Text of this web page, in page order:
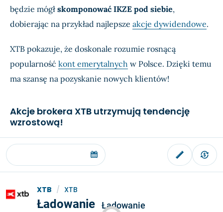
będzie mógł skomponować IKZE pod siebie,
dobierając na przykład najlepsze akcje dywidendowe.
XTB pokazuje, że doskonale rozumie rosnącą
popularność kont emerytalnych w Polsce. Dzięki temu
ma szansę na pozyskanie nowych klientów!
Akcje brokera XTB utrzymują tendencję
wzrostową!
XTB / XTB
Ładowanie Ładowanie